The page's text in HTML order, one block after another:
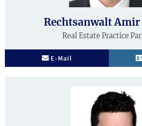
Rechtsanwalt Amir
Real Estate Practice
E-Mail